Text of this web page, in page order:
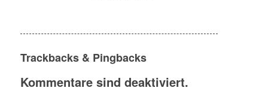
Trackbacks & Pingbacks
Kommentare sind deaktiviert.